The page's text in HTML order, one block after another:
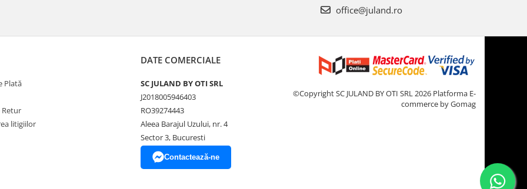
office@juland.ro
Plată
Retur
litigiilor
DATE COMERCIALE
SC JULAND BY OTI SRL
J2018005946403
RO39274443
Aleea Barajul Uzului, nr. 4
Sector 3, Bucuresti
Contactează-ne
©Copyright SC JULAND BY OTI SRL 2026 Platforma E-
commerce by Gomag